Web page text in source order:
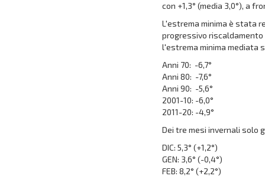
con +1,3° (media 3,0°), a
L'estrema minima è stata
progressivo
l'estrema minima mediata
Anni 70: -6,7°
Anni 80: -7,6°
Anni 90: -5,6°
2001-10: -6,0°
2011-20: -4,9°
Dei tre mesi invernali solo
DIC: 5,3° (+1,2°)
GEN: 3,6° (-0,4°)
FEB: 8,2° (+2,2°)